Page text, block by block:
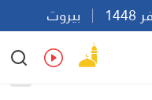
بيروت
Ar